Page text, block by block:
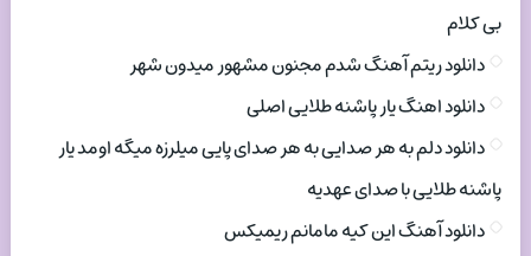
بی کلام
دانلود ریتم آهنگ شدم مجنون مشهور میدون شهر
دانلود اهنگ یار پاشنه طلایی اصلی
دانلود دلم به هر صدایی به هر صدای پایی میلرزه میگه اومد یار
پاشنه طلایی با صدای عهدیه
دانلود آهنگ این کیه مامانم ریمیکس